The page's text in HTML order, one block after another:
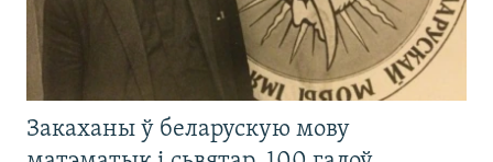
Закаханы ў беларускую мову